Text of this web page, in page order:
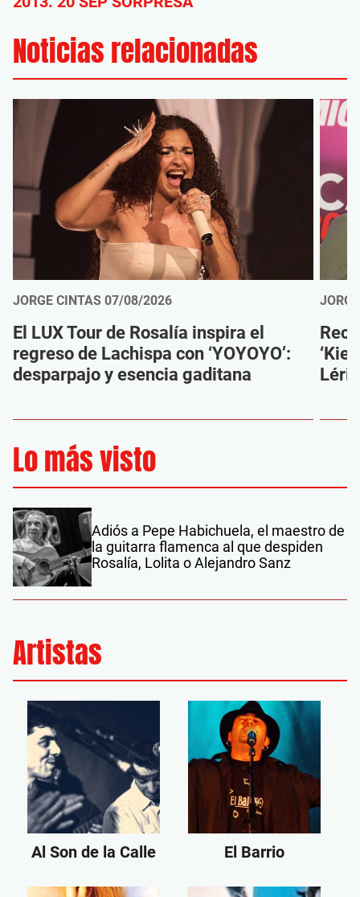
Noticias relacionadas
JORGE CINTAS 07/08/2026
El LUX Tour de Rosalía inspira el
regreso de Lachispa con ‘YOYOYO’:
desparpajo y esencia gaditana
Lo más visto
Adiós a Pepe Habichuela, el maestro de
la guitarra flamenca al que despiden
Rosalía, Lolita o Alejandro Sanz
Artistas
Al Son de la Calle El Barrio